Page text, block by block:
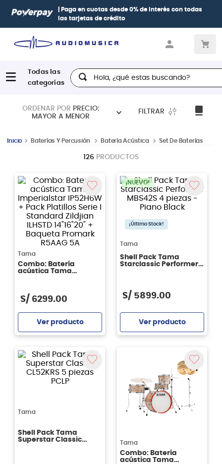
| Paga en cuotas desde 0% de interés con todas
las tarjetas de crédito
Hola, ¿qué estas buscando?
ORDENAR POR PRECIO:
MAYOR A MENOR
FILTRAR
Baterías Y Percusión Batería Acústica Set De Baterías
126 PRODUCTOS
Tama
Combo: Batería
acústica Tama
ILHSTD 14"16"20" +
Baqueta Promark
R5AAG 5A
S/ 6299.00
Ver producto
¡NUEVO!
¡Último Stock!
Tama
Shell Pack Tama
Starclassic Performer
S/ 5899.00
Ver producto
Tama
Shell Pack Tama
Superstar Classic
Tama
Combo: Batería
acústica Tama